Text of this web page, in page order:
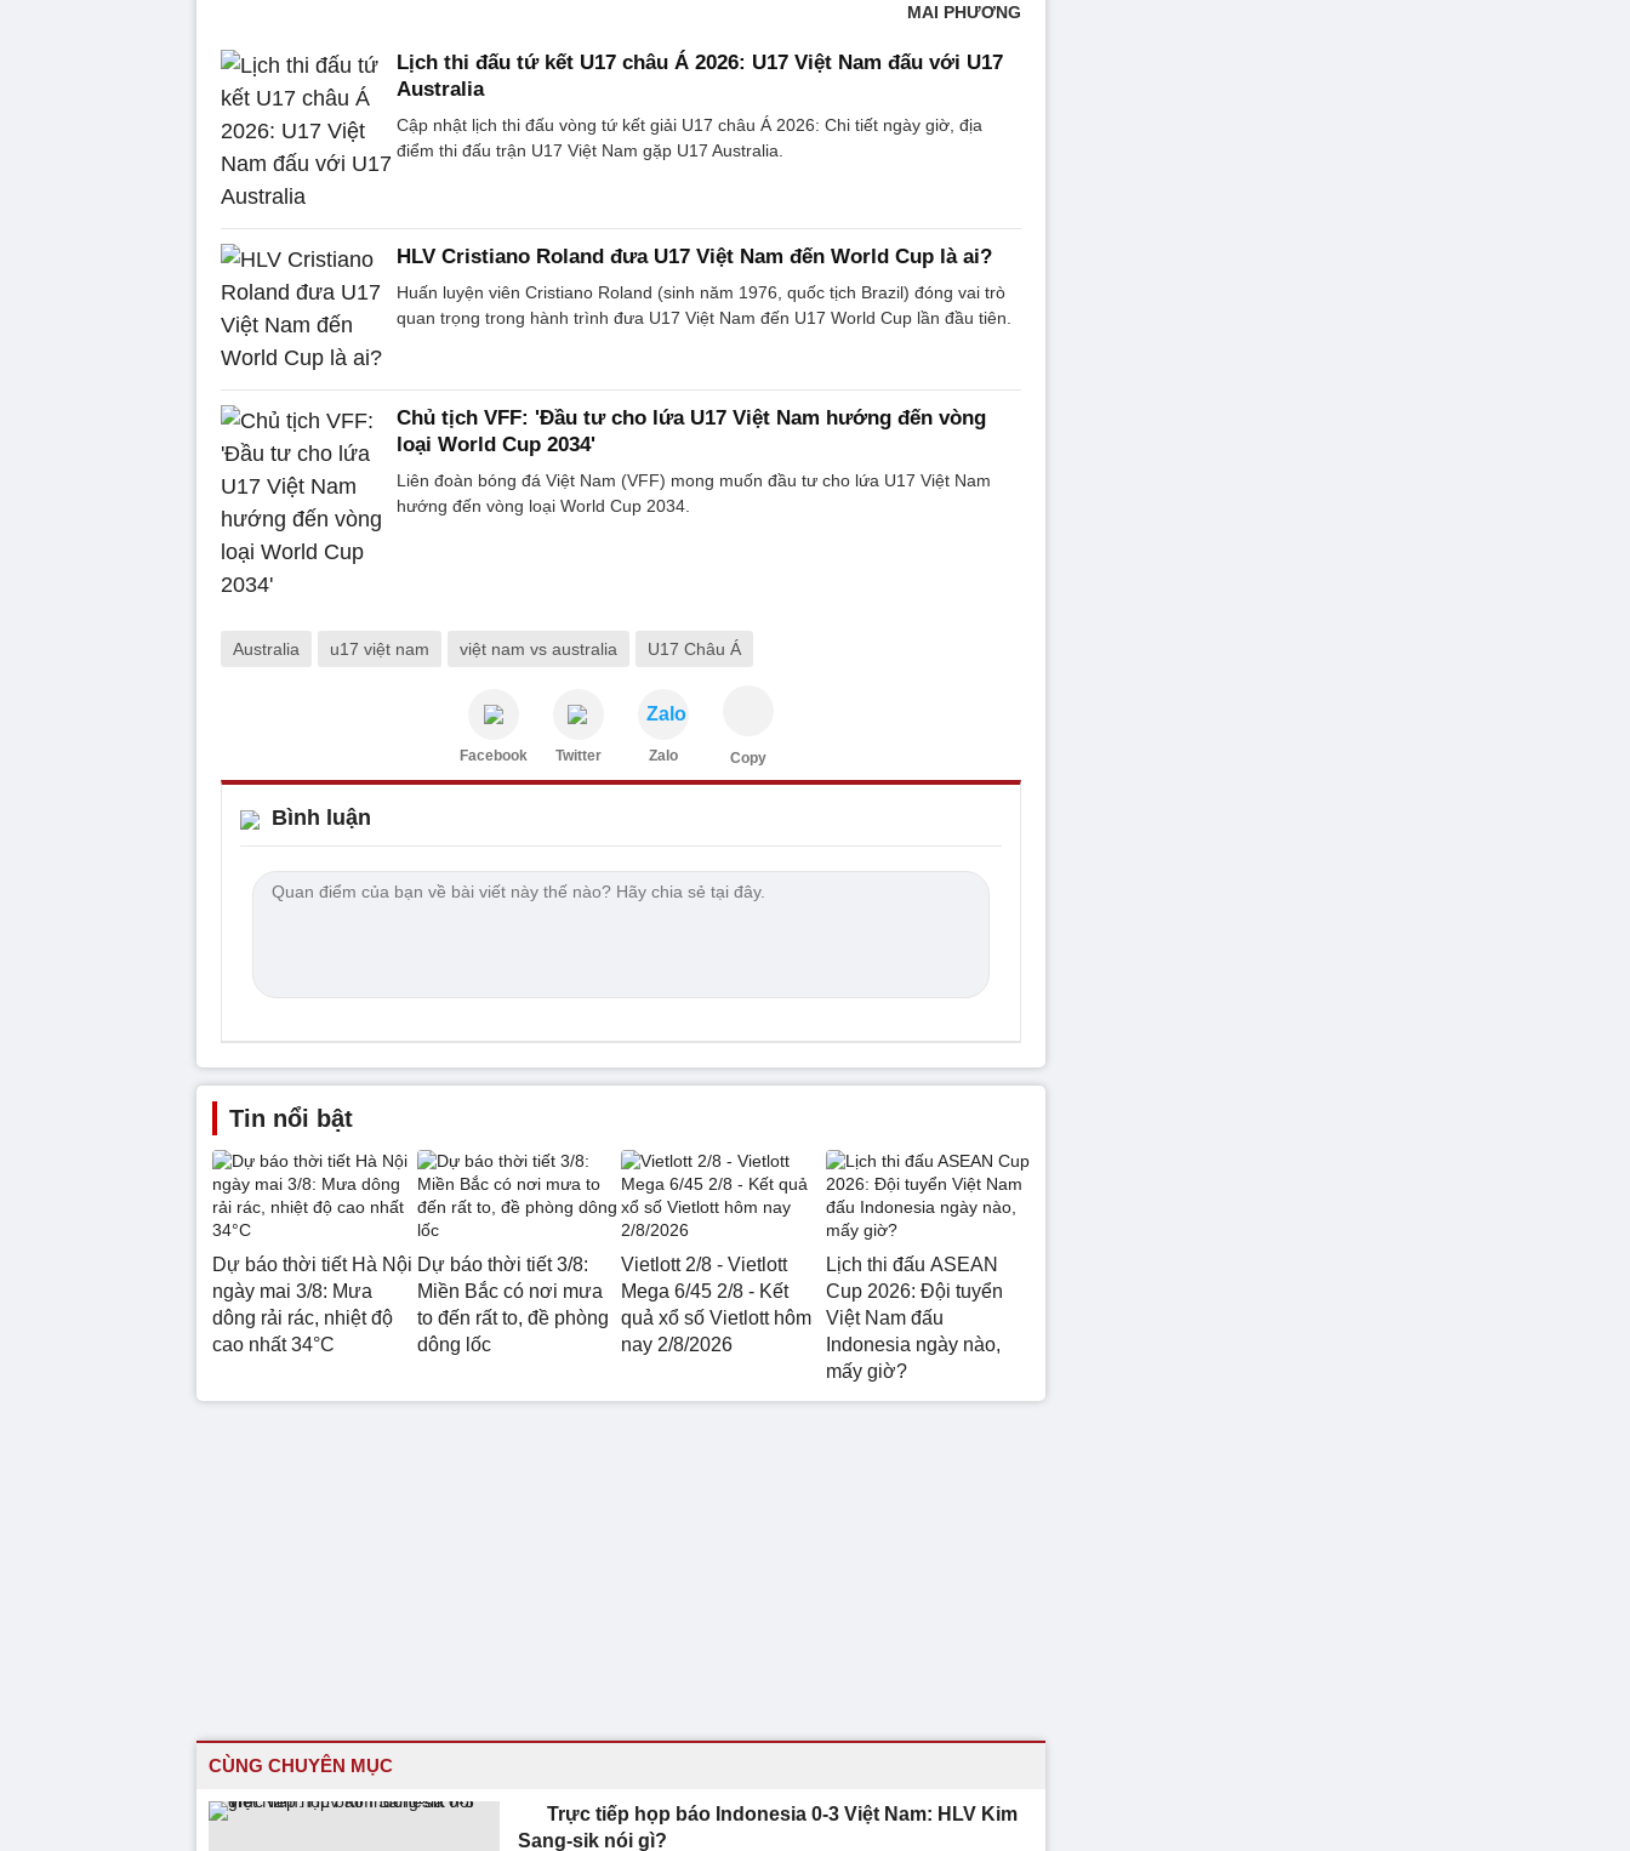
MAI PHƯƠNG
Lịch thi đấu tứ kết U17 châu Á 2026: U17 Việt Nam đấu với U17
Australia
Cập nhật lịch thi đấu vòng tứ kết giải U17 châu Á 2026: Chi tiết ngày giờ, địa
điểm thi đấu trận U17 Việt Nam gặp U17 Australia.
HLV Cristiano Roland đưa U17 Việt Nam đến World Cup là ai?
Huấn luyện viên Cristiano Roland (sinh năm 1976, quốc tịch Brazil) đóng vai trò
quan trọng trong hành trình đưa U17 Việt Nam đến U17 World Cup lần đầu tiên.
Chủ tịch VFF: 'Đầu tư cho lứa U17 Việt Nam hướng đến vòng
loại World Cup 2034'
Liên đoàn bóng đá Việt Nam (VFF) mong muốn đầu tư cho lứa U17 Việt Nam
hướng đến vòng loại World Cup 2034.
Australia u17 việt nam việt nam vs australia U17 Châu Á
Facebook Twitter
Zalo
Zalo Copy
Bình luận
Tin nổi bật
Dự báo thời tiết Hà Nội
ngày mai 3/8: Mưa
dông rải rác, nhiệt độ
cao nhất 34°C
Dự báo thời tiết 3/8:
Miền Bắc có nơi mưa
to đến rất to, đề phòng
dông lốc
Vietlott 2/8 - Vietlott
Mega 6/45 2/8 - Kết
quả xổ số Vietlott hôm
nay 2/8/2026
Lịch thi đấu ASEAN
Cup 2026: Đội tuyển
Việt Nam đấu
Indonesia ngày nào,
mấy giờ?
CÙNG CHUYÊN MỤC
Trực tiếp họp báo Indonesia 0-3 Việt Nam: HLV Kim
Sang-sik nói gì?